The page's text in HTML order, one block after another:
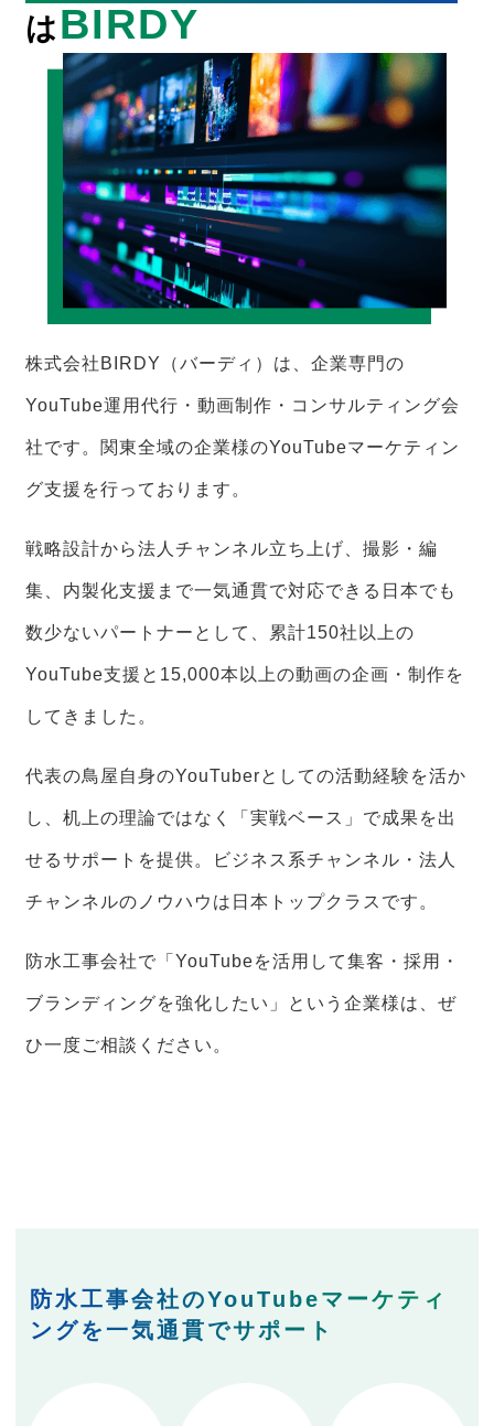
はBIRDY
株式会社BIRDY（バーディ）は、企業専門の
YouTube運用代行・動画制作・コンサルティング会
社です。関東全域の企業様のYouTubeマーケティン
グ支援を行っております。
戦略設計から法人チャンネル立ち上げ、撮影・編
集、内製化支援まで一気通貫で対応できる日本でも
数少ないパートナーとして、累計150社以上の
YouTube支援と15,000本以上の動画の企画・制作を
してきました。
代表の鳥屋自身のYouTuberとしての活動経験を活か
し、机上の理論ではなく「実戦ベース」で成果を出
せるサポートを提供。ビジネス系チャンネル・法人
チャンネルのノウハウは日本トップクラスです。
防水工事会社で「YouTubeを活用して集客・採用・
ブランディングを強化したい」という企業様は、ぜ
ひ一度ご相談ください。
防水工事会社のYouTubeマーケティ
ングを一気通貫でサポート